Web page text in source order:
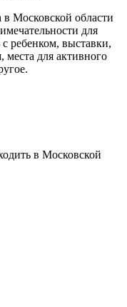
Московской области
для
ребенком, выставки,
места для активного
в Московской